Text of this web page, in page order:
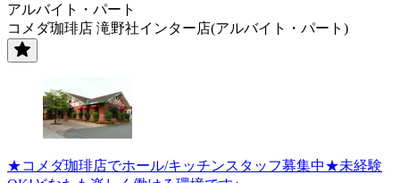
アルバイト・パート
コメダ珈琲店 滝野社インター店(アルバイト・パート)
★コメダ珈琲店でホール/キッチンスタッフ募集中★未経験